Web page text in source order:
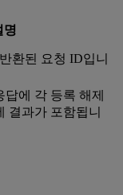
명
환된 요청 ID입니
답에 각 등록 해제
결과가 포함됩니